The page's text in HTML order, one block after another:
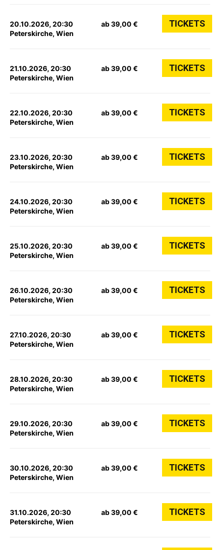
20.10.2026, 20:30
Peterskirche, Wien
ab 39,00 € TICKETS
21.10.2026, 20:30
Peterskirche, Wien
ab 39,00 € TICKETS
22.10.2026, 20:30
Peterskirche, Wien
ab 39,00 € TICKETS
23.10.2026, 20:30
Peterskirche, Wien
ab 39,00 € TICKETS
24.10.2026, 20:30
Peterskirche, Wien
ab 39,00 € TICKETS
25.10.2026, 20:30
Peterskirche, Wien
ab 39,00 € TICKETS
26.10.2026, 20:30
Peterskirche, Wien
ab 39,00 € TICKETS
27.10.2026, 20:30
Peterskirche, Wien
ab 39,00 € TICKETS
28.10.2026, 20:30
Peterskirche, Wien
ab 39,00 € TICKETS
29.10.2026, 20:30
Peterskirche, Wien
ab 39,00 € TICKETS
30.10.2026, 20:30
Peterskirche, Wien
ab 39,00 € TICKETS
31.10.2026, 20:30
Peterskirche, Wien
ab 39,00 € TICKETS